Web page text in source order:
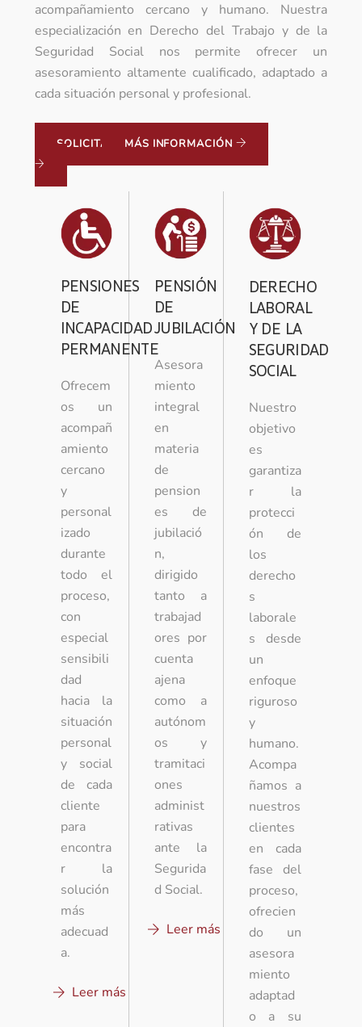
acompañamiento cercano y humano. Nuestra
especialización en Derecho del Trabajo y de la
Seguridad Social nos permite ofrecer un
asesoramiento altamente cualificado, adaptado a
cada situación personal y profesional.
SOLICITA VISITAMÁS INFORMACIÓN
PENSIONES
DE
INCAPACIDAD
PERMANENTE
Ofrecem
os un
acompañ
amiento
cercano
y
personal
izado
durante
todo el
proceso,
con
especial
sensibili
dad
hacia la
situación
personal
y social
de cada
cliente
para
encontra
r la
solución
más
adecuad
a.
Leer más
PENSIÓN
DE
JUBILACIÓN
Asesora
miento
integral
en
materia
de
pension
es de
jubilació
n,
dirigido
tanto a
trabajad
ores por
cuenta
ajena
como a
autónom
os y
tramitaci
ones
administ
rativas
ante la
Segurida
d Social.
Leer más
DERECHO
LABORAL
Y DE LA
SEGURIDAD
SOCIAL
Nuestro
objetivo
es
garantiza
r la
protecci
ón de
los
derecho
s
laborale
s desde
un
enfoque
riguroso
y
humano.
Acompa
ñamos a
nuestros
clientes
en cada
fase del
proceso,
ofrecien
do un
asesora
miento
adaptad
o a su